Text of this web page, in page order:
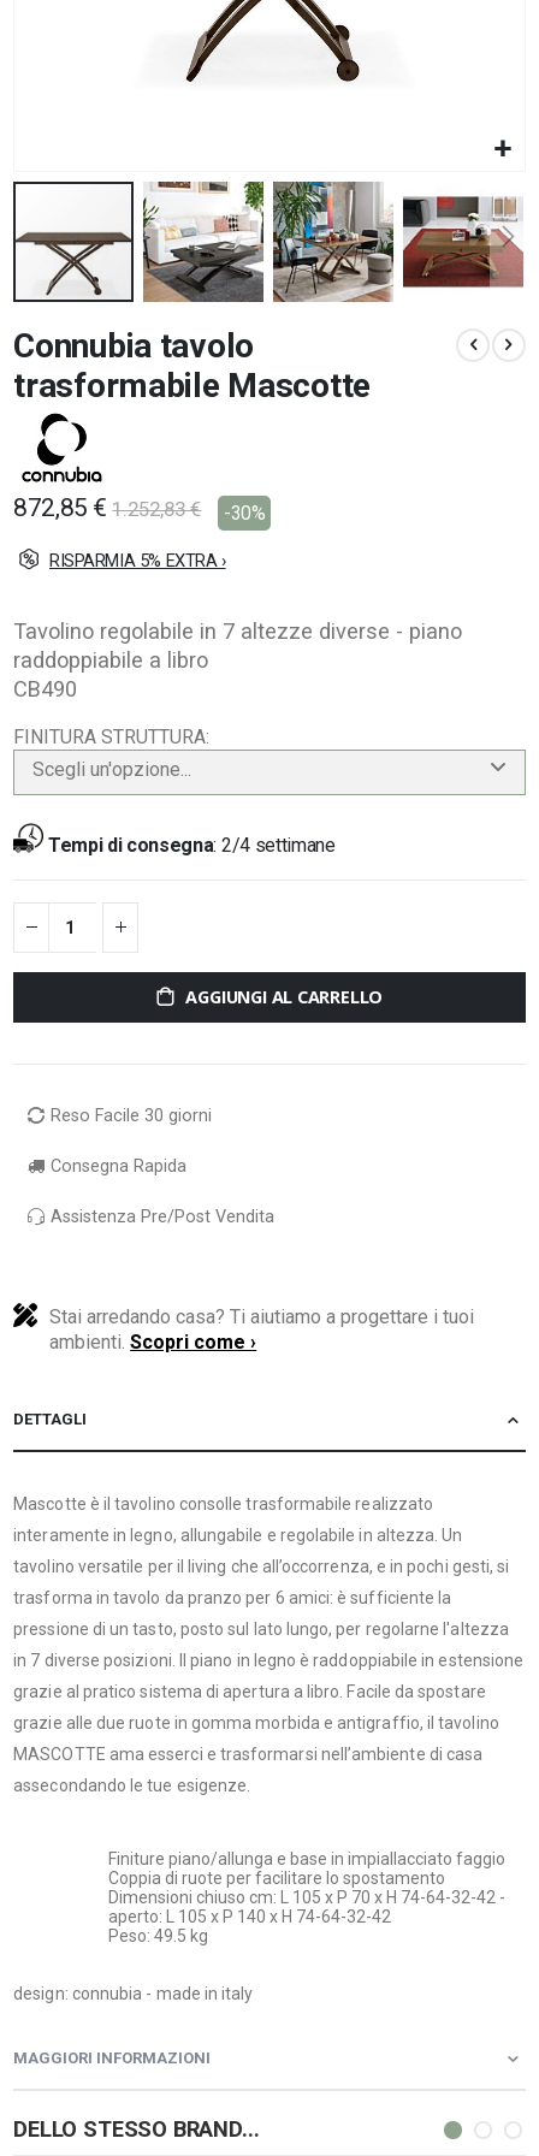
all'inizio
della
galleria
immagini
Connubia tavolo
trasformabile Mascotte
872,85 € 1.252,83 € -30%
RISPARMIA 5% EXTRA ›
Tavolino regolabile in 7 altezze diverse - piano
raddoppiabile a libro
CB490
FINITURA STRUTTURA
Scegli un'opzione...
Tempi di consegna: 2/4 settimane
AGGIUNGI AL CARRELLO
Reso Facile 30 giorni
Consegna Rapida
Assistenza Pre/Post Vendita
Stai arredando casa? Ti aiutiamo a progettare i tuoi
ambienti.Scopri come ›
DETTAGLI
Mascotte è il tavolino consolle trasformabile realizzato
interamente in legno, allungabile e regolabile in altezza. Un
tavolino versatile per il living che all’occorrenza, e in pochi gesti, si
trasforma in tavolo da pranzo per 6 amici: è sufficiente la
pressione di un tasto, posto sul lato lungo, per regolarne l'altezza
in 7 diverse posizioni. Il piano in legno è raddoppiabile in estensione
grazie al pratico sistema di apertura a libro. Facile da spostare
grazie alle due ruote in gomma morbida e antigraffio, il tavolino
MASCOTTE ama esserci e trasformarsi nell’ambiente di casa
assecondando le tue esigenze.
Finiture piano/allunga e base in impiallacciato faggio
Coppia di ruote per facilitare lo spostamento
Dimensioni chiuso cm: L 105 x P 70 x H 74-64-32-42 -
aperto: L 105 x P 140 x H 74-64-32-42
Peso: 49.5 kg
design: connubia - made in italy
MAGGIORI INFORMAZIONI
DELLO STESSO BRAND...